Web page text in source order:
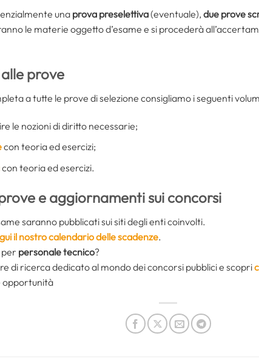
una prova preselettiva(eventuale),due prove
le materie oggetto d’esame e si procederà
prove
a tutte le prove di selezione consigliamo i seguenti
le nozioni di diritto necessarie;
con teoria ed esercizi;
con teoria ed esercizi.
e aggiornamenti sui concorsi
saranno pubblicati sui siti degli enti coinvolti.
il nostro calendario delle scadenze.
personale tecnico?
di ricerca dedicato al mondo dei concorsi pubblici e scopri
opportunità